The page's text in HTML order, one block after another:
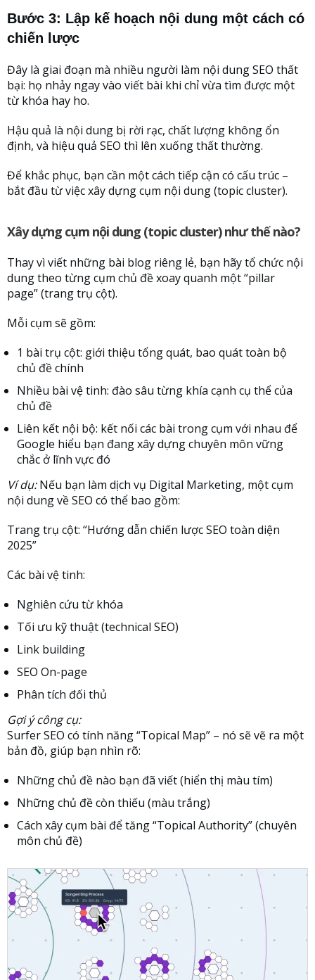
Bước 3: Lập kế hoạch nội dung một cách có
chiến lược
Đây là giai đoạn mà nhiều người làm nội dung SEO thất
bại: họ nhảy ngay vào viết bài khi chỉ vừa tìm được một
từ khóa hay ho.
Hậu quả là nội dung bị rời rạc, chất lượng không ổn
định, và hiệu quả SEO thì lên xuống thất thường.
Để khắc phục, bạn cần một cách tiếp cận có cấu trúc –
bắt đầu từ việc xây dựng cụm nội dung (topic cluster).
Xây dựng cụm nội dung (topic cluster) như thế nào?
Thay vì viết những bài blog riêng lẻ, bạn hãy tổ chức nội
dung theo từng cụm chủ đề xoay quanh một “pillar
page” (trang trụ cột).
Mỗi cụm sẽ gồm:
1 bài trụ cột: giới thiệu tổng quát, bao quát toàn bộ
chủ đề chính
Nhiều bài vệ tinh: đào sâu từng khía cạnh cụ thể của
chủ đề
Liên kết nội bộ: kết nối các bài trong cụm với nhau để
Google hiểu bạn đang xây dựng chuyên môn vững
chắc ở lĩnh vực đó
Ví dụ:Nếu bạn làm dịch vụ Digital Marketing, một cụm
nội dung về SEO có thể bao gồm:
Trang trụ cột: “Hướng dẫn chiến lược SEO toàn diện
2025”
Các bài vệ tinh:
Nghiên cứu từ khóa
Tối ưu kỹ thuật (technical SEO)
Link building
SEO On-page
Phân tích đối thủ
Gợi ý công cụ:
Surfer SEO có tính năng “Topical Map” – nó sẽ vẽ ra một
bản đồ, giúp bạn nhìn rõ:
Những chủ đề nào bạn đã viết (hiển thị màu tím)
Những chủ đề còn thiếu (màu trắng)
Cách xây cụm bài để tăng “Topical Authority” (chuyên
môn chủ đề)